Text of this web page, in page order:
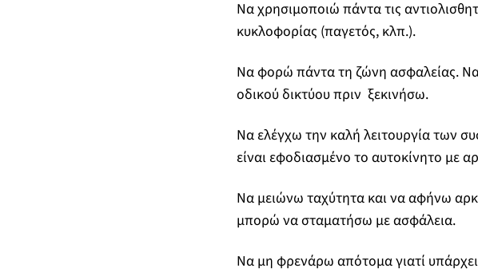
Να χρησιμοποιώ πάντα τις
κυκλοφορίας (παγετός, κλπ.).
Να φορώ πάντα τη ζώνη ασφαλείας.
οδικού δικτύου πριν ξεκινήσω.
Να ελέγχω την καλή λειτουργία των
είναι εφοδιασμένο το αυτοκίνητο με
Να μειώνω ταχύτητα και να αφήνω
μπορώ να σταματήσω με ασφάλεια.
Να μη φρενάρω απότομα γιατί